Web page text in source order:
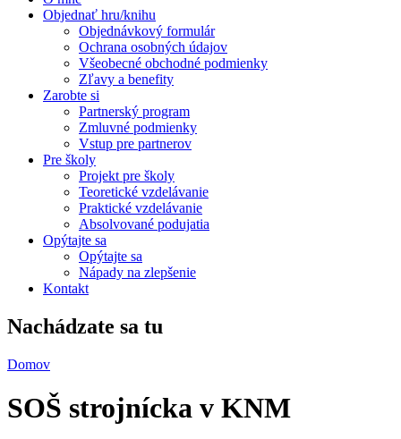
Objednať hru/knihu
Objednávkový formulár
Ochrana osobných údajov
Všeobecné obchodné podmienky
Zľavy a benefity
Zarobte si
Partnerský program
Zmluvné podmienky
Vstup pre partnerov
Pre školy
Projekt pre školy
Teoretické vzdelávanie
Praktické vzdelávanie
Absolvované podujatia
Opýtajte sa
Opýtajte sa
Nápady na zlepšenie
Kontakt
Nachádzate sa tu
Domov
SOŠ strojnícka v KNM